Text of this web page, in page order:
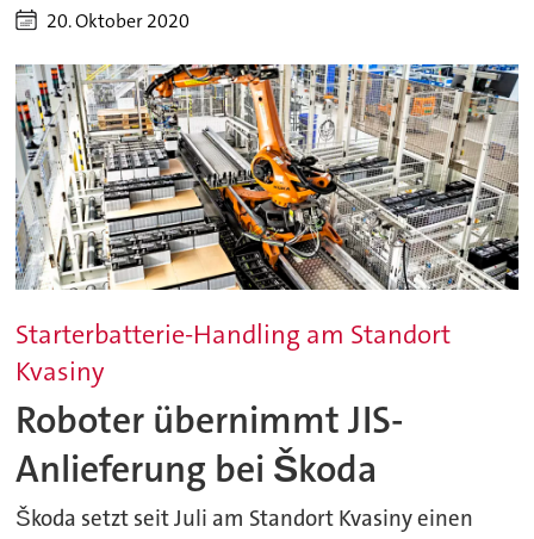
20. Oktober 2020
Starterbatterie-Handling am Standort
Kvasiny
Roboter übernimmt JIS-
Anlieferung bei Škoda
Škoda setzt seit Juli am Standort Kvasiny einen